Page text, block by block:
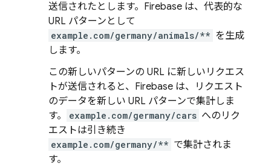
送信されたとします。Firebase は、代表的な
URL パターンとして
example.com/germany/animals/** を生成
します。
この新しいパターンの URL に新しいリクエス
トが送信されると、Firebase は、リクエスト
のデータを新しい URL パターンで集計しま
す。
example.com/germany/cars へのリク
エストは引き続き
example.com/germany/** で集計されま
す。